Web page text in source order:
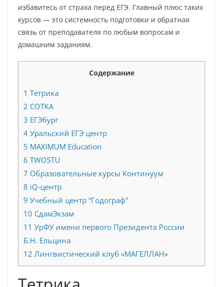
избавитесь от страха перед ЕГЭ. Главный плюс таких
курсов — это системность подготовки и обратная
связь от преподавателя по любым вопросам и
домашним заданиям.
Содержание
1 Тетрика
2 СОТКА
3 ЕГЭбург
4 Уральский ЕГЭ центр
5 MAXIMUM Education
6 TWOSTU
7 Образовательные курсы Континуум
8 iQ-центр
9 Учебный центр “Годограф”
10 СдамЭкзам
11 УрФУ имени первого Президента России
Б.Н. Ельцина
12 Лингвистический клуб «МАГЕЛЛАН»